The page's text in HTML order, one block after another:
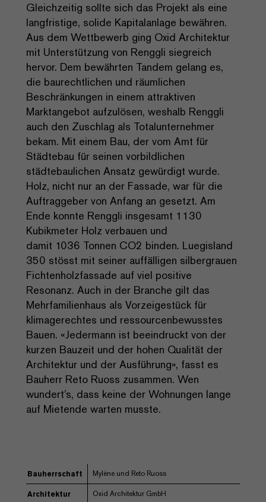
Gleichzeitig sollte sich das Projekt als eine
langfristige, solide Kapitalanlage bewähren.
Aus dem Wettbewerb ging Oxid Architektur
mit Unterstützung von Renggli siegreich
hervor. Dem bewährten Tandem gelang es,
die baurechtlichen und räumlichen
Beschränkungen in einem attraktiven
Marktangebot aufzulösen, weshalb Renggli
auch den Zuschlag als Totalunternehmer
bekam. Mit einem Bau, der vom Amt für
Städtebau für seinen vorbildlichen
städtebaulichen Ansatz gewürdigt wurde.
Holz, nicht nur an der Fassade, war für die
Auftraggeber von Anfang an gesetzt. Am
Ende konnte Renggli insgesamt 1130
Kubikmeter Holz verbauen und
damit 1036 Tonnen CO2 binden. Luegisland
350 stösst mit seiner auffälligen silbergrauen
Fichtenholzfassade auf viel positive
Resonanz. Auch in der Branche gilt das
Mehrfamilienhaus als Vorzeigestück für
klimagerechtes und ressourcenbewusstes
Bauen. «Jedermann ist beeindruckt von der
kurzen Bauzeit und der hohen Qualität der
Architektur und der Ausführung», fasst es
Bauherr Reto Ruoss zusammen. Wen
wundert’s, dass keine der Wohnungen lange
auf Mietende warten musste.
Bauherrschaft Mylène und Reto Ruoss
Architektur Oxid Architektur GmbH